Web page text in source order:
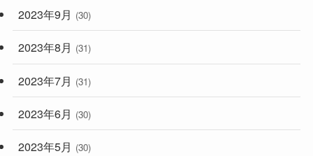
2023年9月 (30)
2023年8月 (31)
2023年7月 (31)
2023年6月 (30)
2023年5月 (30)